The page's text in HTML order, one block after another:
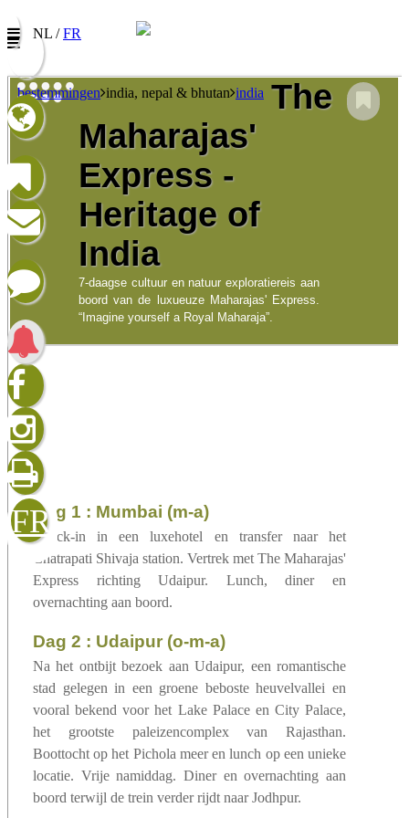
FR
NL /FR
Nieuwsbrief
Vul uw e-mail adres in om onze promoties te
ontvangen
Naam:
E-mail:
Taalkeuze/Langue:
Nederlands
Francophone
sluiten
bestemmingen india, nepal & bhutan india The
Maharajas'
Express -
Heritage of
India
7-daagse cultuur en natuur exploratiereis aan
boord van de luxueuze Maharajas' Express.
“Imagine yourself a Royal Maharaja”.
dag 1 : Mumbai (m-a)
Check-in in een luxehotel en transfer naar het
Chatrapati Shivaja station. Vertrek met The Maharajas'
Express richting Udaipur. Lunch, diner en
overnachting aan boord.
dag 2 : Udaipur (o-m-a)
Na het ontbijt bezoek aan Udaipur, een romantische
stad gelegen in een groene beboste heuvelvallei en
vooral bekend voor het Lake Palace en City Palace,
het grootste paleizencomplex van Rajasthan.
Boottocht op het Pichola meer en lunch op een unieke
locatie. Vrije namiddag. Diner en overnachting aan
boord terwijl de trein verder rijdt naar Jodhpur.